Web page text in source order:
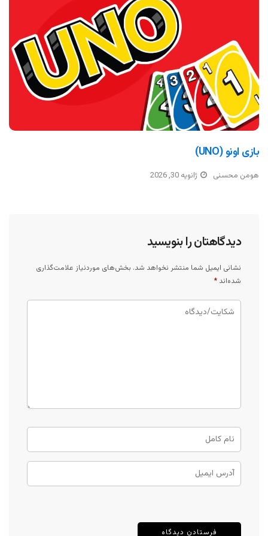
بازی اونو (UNO)
هومن محسنی ژانویه 30, 2026
دیدگاهتان را بنویسید
نشانی ایمیل شما منتشر نخواهد شد. بخش‌های موردنیاز علامت‌گذاری
شده‌اند *